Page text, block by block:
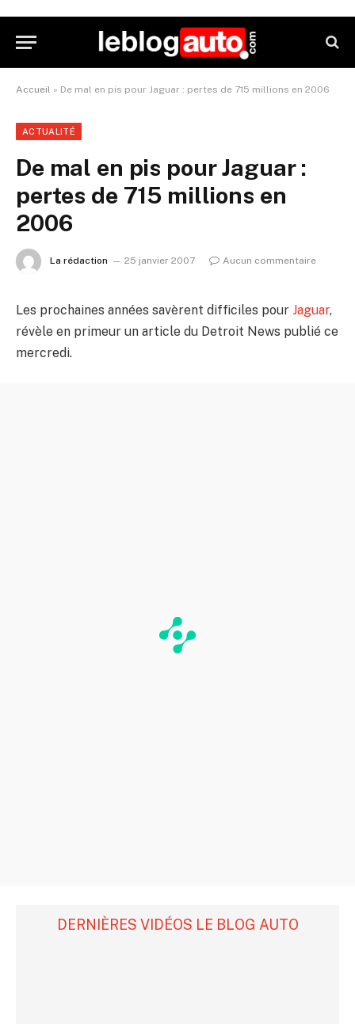
Accueil » De mal en pis pour Jaguar : pertes de 715 millions en 2006
ACTUALITÉ
De mal en pis pour Jaguar :
pertes de 715 millions en
2006
La rédaction 25 janvier 2007 Aucun commentaire
Les prochaines années savèrent difficiles pour Jaguar,
révèle en primeur un article du Detroit News publié ce
mercredi.
DERNIÈRES VIDÉOS LE BLOG AUTO